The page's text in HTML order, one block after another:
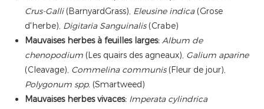
Crus-Galli(BarnyardGrass), Eleusine indica(Grose
d'herbe), Digitaria Sanguinalis(Crabe)
Mauvaises herbes à feuilles larges: Album de
chenopodium (Les quairs des agneaux), Galium aparine
(Cleavage), Commelina communis(Fleur de jour),
Polygonum spp. (Smartweed)
Mauvaises herbes vivaces: Imperata cylindrica